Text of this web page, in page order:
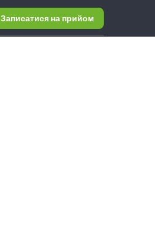
Записатися на прийом